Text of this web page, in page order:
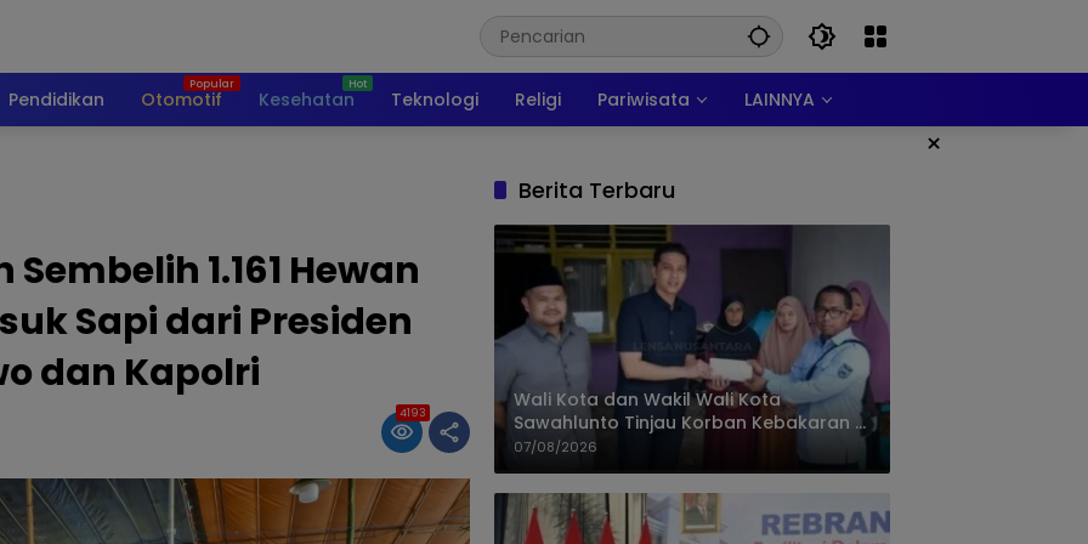
Pendidikan Otomotif Kesehatan Teknologi Religi Pariwisata LAINNYA
×
1.161 Hewan
Sapi dari Presiden
dan Kapolri
4193
Berita Terbaru
Wali Kota dan Wakil Wali Kota
Sawahlunto Tinjau Korban Kebakaran di
Sikalang, Pastikan Bantuan dan Perkuat
Mitigasi Bencana
07/08/2026